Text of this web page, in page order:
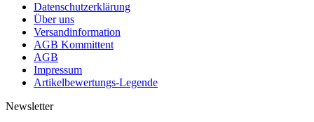
Datenschutzerklärung
Über uns
Versandinformation
AGB Kommittent
AGB
Impressum
Artikelbewertungs-Legende
Newsletter